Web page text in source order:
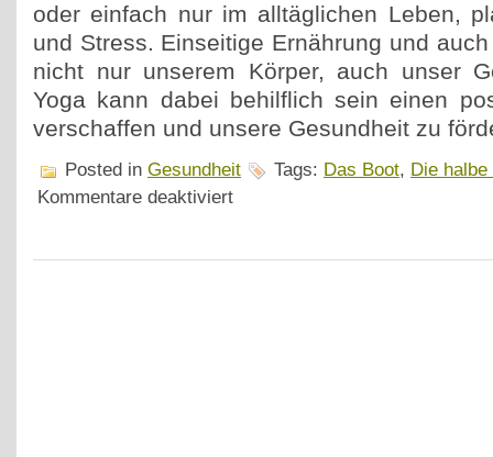
oder einfach nur im alltäglichen Leben,
und Stress. Einseitige Ernährung und
nicht nur unserem Körper, auch unser
Yoga kann dabei behilflich sein einen
verschaffen und unsere Gesundheit zu
Posted in Gesundheit Tags: Das Boot, Die
Kommentare deaktiviertfür
und